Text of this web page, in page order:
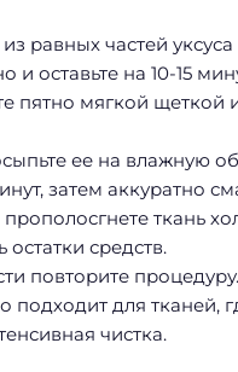
равных частей
и оставьте на 10-15
пятно мягкой щеткой
ее на влажную
затем аккуратно
ткань
средств.
повторите процедуру.
подходит для тканей,
чистка.